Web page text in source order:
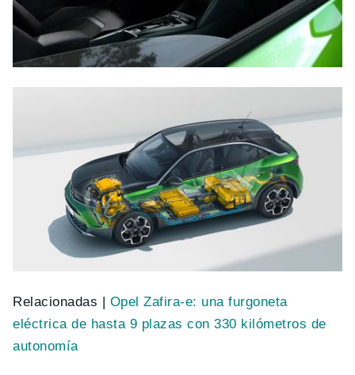
Relacionadas | Opel Zafira-e: una furgoneta
eléctrica de hasta 9 plazas con 330 kilómetros de
autonomía